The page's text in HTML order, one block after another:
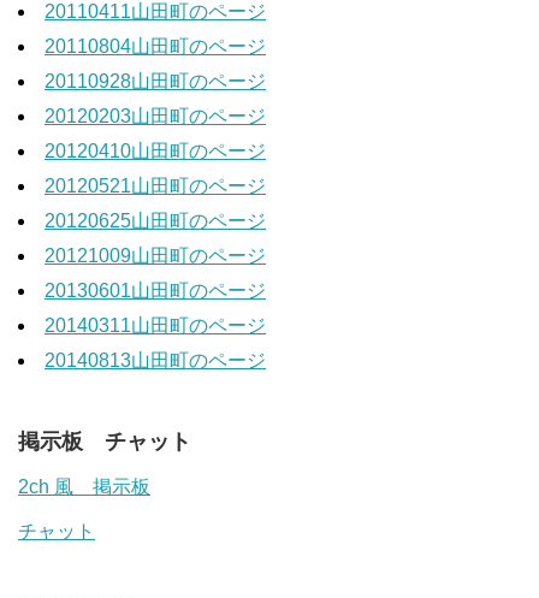
20110411山田町のページ
20110804山田町のページ
20110928山田町のページ
20120203山田町のページ
20120410山田町のページ
20120521山田町のページ
20120625山田町のページ
20121009山田町のページ
20130601山田町のページ
20140311山田町のページ
20140813山田町のページ
掲示板 チャット
2ch 風 掲示板
チャット